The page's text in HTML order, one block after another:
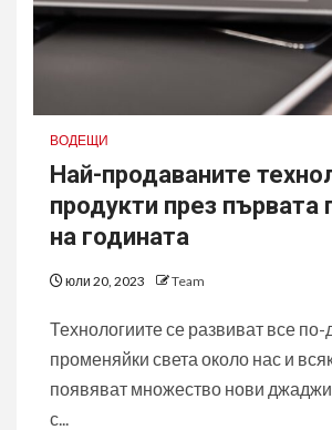
ВОДЕЩИ
Най-продаваните
продукти през първата
на годината
юли 20, 2023 Team
Технологиите се развиват все
променяйки света около нас и
появяват множество нови джаджи
с...